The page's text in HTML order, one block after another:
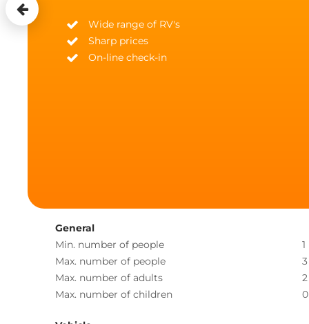
Wide range of RV's
Sharp prices
On-line check-in
General
Min. number of people
1
Max. number of people
3
Max. number of adults
2
Max. number of children
0